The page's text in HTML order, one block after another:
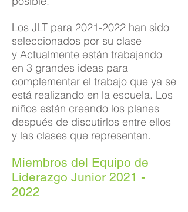
Los JLT para 2021-2022 han sido
seleccionados por su clase
y Actualmente están trabajando
en 3 grandes ideas para
complementar el trabajo que ya se
está realizando en la escuela. Los
niños están creando los planes
después de discutirlos entre ellos
y las clases que representan.
Miembros del Equipo de
Liderazgo Junior 2021 -
2022